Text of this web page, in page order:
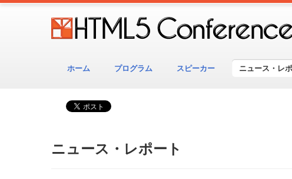
ホーム プログラム スピーカー ニュース・レ
ニュース・レポート